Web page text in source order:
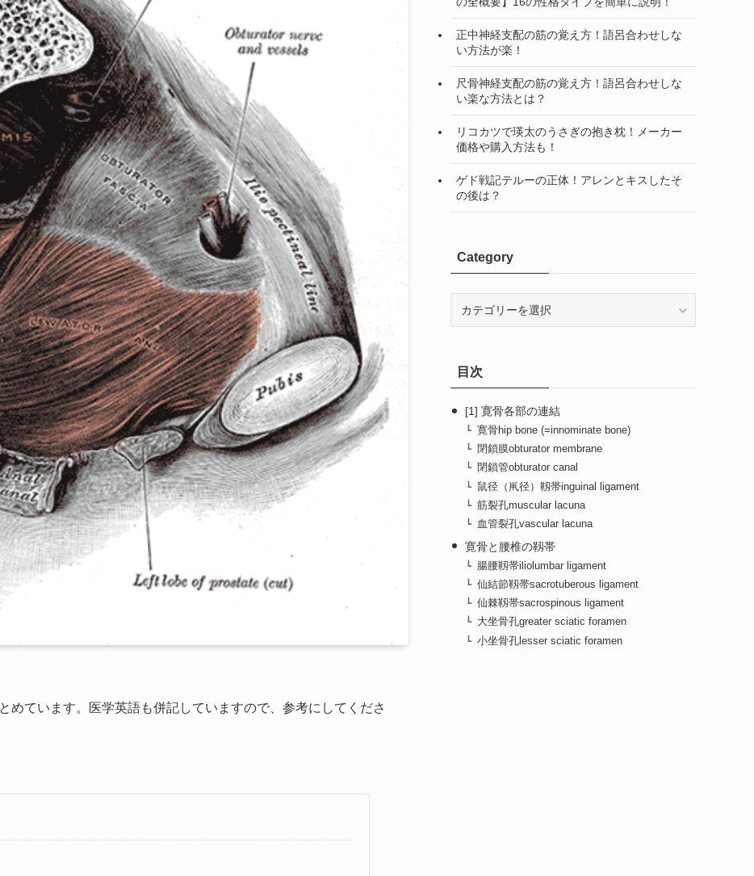
めています。医学英語も併記していますので、参考にしてくださ
正中神経支配の筋の覚え方！語呂合わせしな
い方法が楽！
尺骨神経支配の筋の覚え方！語呂合わせしな
い楽な方法とは？
リコカツで瑛太のうさぎの抱き枕！メーカー
価格や購入方法も！
ゲド戦記テルーの正体！アレンとキスしたそ
の後は？
Category
目次
[1] 寛骨各部の連結
寛骨hip bone (=innominate bone)
閉鎖膜obturator membrane
閉鎖管obturator canal
鼠径（鼡径）靱帯inguinal ligament
筋裂孔muscular lacuna
血管裂孔vascular lacuna
寛骨と腰椎の靱帯
腸腰靱帯iliolumbar ligament
仙結節靱帯sacrotuberous ligament
仙棘靱帯sacrospinous ligament
大坐骨孔greater sciatic foramen
小坐骨孔lesser sciatic foramen